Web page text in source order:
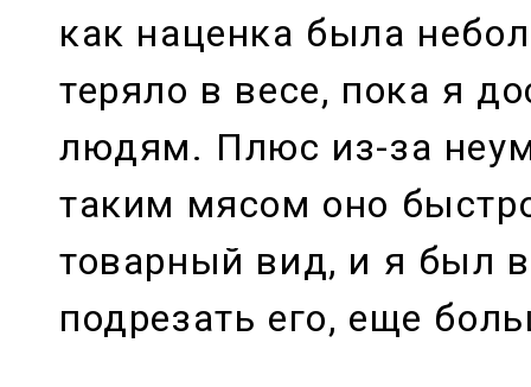
как наценка была
теряло в весе, пока я
людям. Плюс из-за
таким мясом оно
товарный вид, и я был
подрезать его, еще